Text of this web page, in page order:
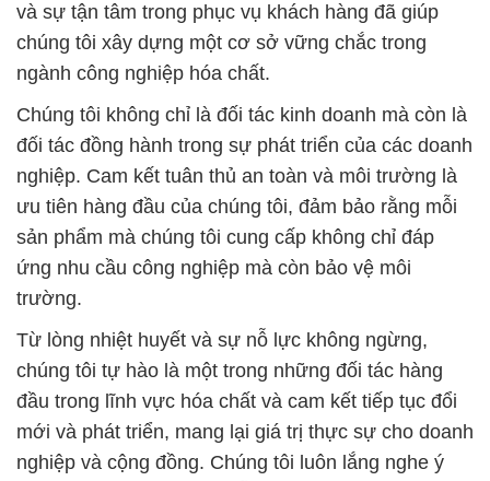
và sự tận tâm trong phục vụ khách hàng đã giúp
chúng tôi xây dựng một cơ sở vững chắc trong
ngành công nghiệp hóa chất.
Chúng tôi không chỉ là đối tác kinh doanh mà còn là
đối tác đồng hành trong sự phát triển của các doanh
nghiệp. Cam kết tuân thủ an toàn và môi trường là
ưu tiên hàng đầu của chúng tôi, đảm bảo rằng mỗi
sản phẩm mà chúng tôi cung cấp không chỉ đáp
ứng nhu cầu công nghiệp mà còn bảo vệ môi
trường.
Từ lòng nhiệt huyết và sự nỗ lực không ngừng,
chúng tôi tự hào là một trong những đối tác hàng
đầu trong lĩnh vực hóa chất và cam kết tiếp tục đổi
mới và phát triển, mang lại giá trị thực sự cho doanh
nghiệp và cộng đồng. Chúng tôi luôn lắng nghe ý